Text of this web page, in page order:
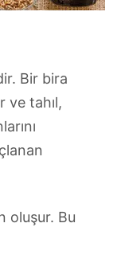
Bir bira
ve tahıl,
oluşur. Bu